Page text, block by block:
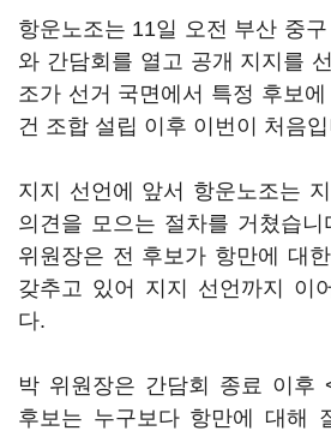
항운노조는 11일 오전 부산 중
와 간담회를 열고 공개 지지를
조가 선거 국면에서 특정 후보
건 조합 설립 이후 이번이 처음
지지 선언에 앞서 항운노조는
의견을 모으는 절차를 거쳤습
위원장은 전 후보가 항만에 대
갖추고 있어 지지 선언까지 이
다.
박 위원장은 간담회 종료 이후
후보는 누구보다 항만에 대해